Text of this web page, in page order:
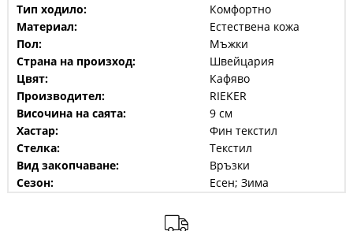
Тип ходило:
Комфортно
Материал:
Естествена кожа
Пол:
Мъжки
Страна на произход:
Швейцария
Цвят:
Кафяво
Производител:
RIEKER
Височина на саята:
9 см
Хастар:
Фин текстил
Стелка:
Текстил
Вид закопчаване:
Връзки
Сезон:
Есен; Зима